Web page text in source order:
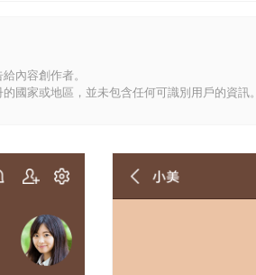
內容創作者。
國家或地區，並未包含任何可識別用戶的資訊。